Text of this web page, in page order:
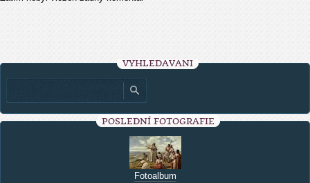
VYHLEDÁVÁNÍ
POSLEDNÍ FOTOGRAFIE
Fotoalbum